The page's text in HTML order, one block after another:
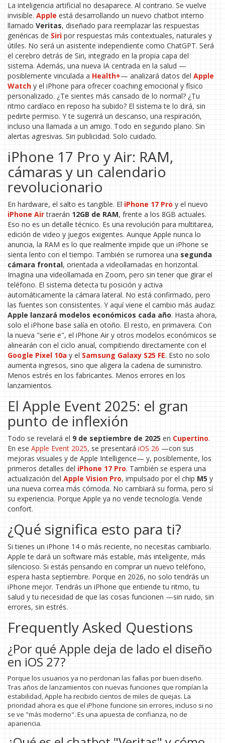
La inteligencia artificial no desaparece. Al contrario. Se vuelve
invisible. Apple está desarrollando un nuevo chatbot interno
llamado Veritas, diseñado para reemplazar las respuestas
genéricas de Siri por respuestas más contextuales, naturales y
útiles. No será un asistente independiente como ChatGPT. Será
el cerebro detrás de Siri, integrado en la propia capa del
sistema. Además, una nueva IA centrada en la salud —
posiblemente vinculada a Health+— analizará datos del Apple
Watch y el iPhone para ofrecer coaching emocional y físico
personalizado. ¿Te sientes más cansado de lo normal? ¿Tu
ritmo cardíaco en reposo ha subido? El sistema te lo dirá, sin
pedirte permiso. Y te sugerirá un descanso, una respiración,
incluso una llamada a un amigo. Todo en segundo plano. Sin
alertas agresivas. Sin publicidad. Solo cuidado.
iPhone 17 Pro y Air: RAM,
cámaras y un calendario
revolucionario
En hardware, el salto es tangible. El iPhone 17 Pro y el nuevo
iPhone Airtraerán 12GB de RAM, frente a los 8GB actuales.
Eso no es un detalle técnico. Es una revolución para multitarea,
edición de video y juegos exigentes. Aunque Apple nunca lo
anuncia, la RAM es lo que realmente impide que un iPhone se
sienta lento con el tiempo. También se rumorea una segunda
cámara frontal, orientada a videollamadas en horizontal.
Imagina una videollamada en Zoom, pero sin tener que girar el
teléfono. El sistema detecta tu posición y activa
automáticamente la cámara lateral. No está confirmado, pero
las fuentes son consistentes. Y aquí viene el cambio más audaz:
Apple lanzará modelos económicos cada año. Hasta ahora,
solo el iPhone base salía en otoño. El resto, en primavera. Con
la nueva "serie e", el iPhone Air y otros modelos económicos se
alinearán con el ciclo anual, compitiendo directamente con el
Google Pixel 10a y el Samsung Galaxy S25 FE. Esto no solo
aumenta ingresos, sino que aligera la cadena de suministro.
Menos estrés en los fabricantes. Menos errores en los
lanzamientos.
El Apple Event 2025: el gran
punto de inflexión
Todo se revelará el 9 de septiembre de 2025 en Cupertino.
En ese Apple Event 2025, se presentará iOS 26 —con sus
mejoras visuales y de Apple Intelligence— y, posiblemente, los
primeros detalles del iPhone 17 Pro. También se espera una
actualización del Apple Vision Pro, impulsado por el chip M5 y
una nueva correa más cómoda. No cambiará su forma, pero sí
su experiencia. Porque Apple ya no vende tecnología. Vende
confort.
¿Qué significa esto para ti?
Si tienes un iPhone 14 o más reciente, no necesitas cambiarlo.
Apple te dará un software más estable, más inteligente, más
silencioso. Si estás pensando en comprar un nuevo teléfono,
espera hasta septiembre. Porque en 2026, no solo tendrás un
iPhone mejor. Tendrás un iPhone que entiende tu ritmo, tu
salud y tu necesidad de que las cosas funcionen —sin ruido, sin
errores, sin estrés.
Frequently Asked Questions
¿Por qué Apple deja de lado el diseño
en iOS 27?
Porque los usuarios ya no perdonan las fallas por buen diseño.
Tras años de lanzamientos con nuevas funciones que rompían la
estabilidad, Apple ha recibido cientos de miles de quejas. La
prioridad ahora es que el iPhone funcione sin errores, incluso si no
se ve "más moderno". Es una apuesta de confianza, no de
apariencia.